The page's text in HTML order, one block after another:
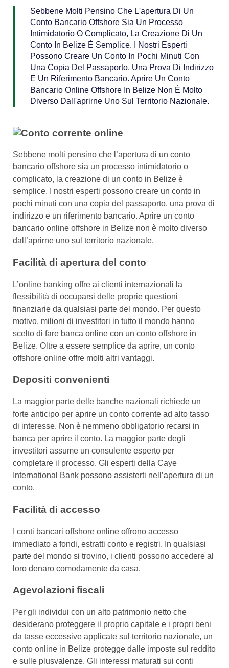
Sebbene Molti Pensino Che L'apertura Di Un
Conto Bancario Offshore Sia Un Processo
Intimidatorio O Complicato, La Creazione Di Un
Conto In Belize È Semplice. I Nostri Esperti
Possono Creare Un Conto In Pochi Minuti Con
Una Copia Del Passaporto, Una Prova Di Indirizzo
E Un Riferimento Bancario. Aprire Un Conto
Bancario Online Offshore In Belize Non È Molto
Diverso Dall'aprirne Uno Sul Territorio Nazionale.
Sebbene molti pensino che l’apertura di un conto
bancario offshore sia un processo intimidatorio o
complicato, la creazione di un conto in Belize è
semplice. I nostri esperti possono creare un conto in
pochi minuti con una copia del passaporto, una prova di
indirizzo e un riferimento bancario. Aprire un conto
bancario online offshore in Belize non è molto diverso
dall’aprirne uno sul territorio nazionale.
Facilità di apertura del conto
L’online banking offre ai clienti internazionali la
flessibilità di occuparsi delle proprie questioni
finanziarie da qualsiasi parte del mondo. Per questo
motivo, milioni di investitori in tutto il mondo hanno
scelto di fare banca online con un conto offshore in
Belize. Oltre a essere semplice da aprire, un conto
offshore online offre molti altri vantaggi.
Depositi convenienti
La maggior parte delle banche nazionali richiede un
forte anticipo per aprire un conto corrente ad alto tasso
di interesse. Non è nemmeno obbligatorio recarsi in
banca per aprire il conto. La maggior parte degli
investitori assume un consulente esperto per
completare il processo. Gli esperti della Caye
International Bank possono assisterti nell’apertura di un
conto.
Facilità di accesso
I conti bancari offshore online offrono accesso
immediato a fondi, estratti conto e registri. In qualsiasi
parte del mondo si trovino, i clienti possono accedere al
loro denaro comodamente da casa.
Agevolazioni fiscali
Per gli individui con un alto patrimonio netto che
desiderano proteggere il proprio capitale e i propri beni
da tasse eccessive applicate sul territorio nazionale, un
conto online in Belize protegge dalle imposte sul reddito
e sulle plusvalenze. Gli interessi maturati sui conti